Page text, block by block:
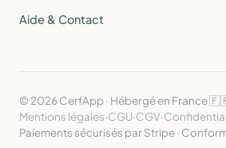
Aide & Contact
© 2026 CerfApp · Hébergé en France
Mentions légales·CGU·CGV·
Paiements sécurisés par Stripe ·